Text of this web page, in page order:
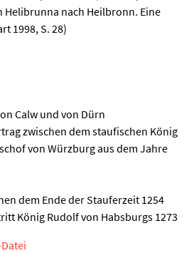
Helibrunna nach Heilbronn. Eine
1998, S. 28)
Calw und von Dürn
zwischen dem staufischen König
von Würzburg aus dem Jahre
dem Ende der Stauferzeit 1254
König Rudolf von Habsburgs 1273